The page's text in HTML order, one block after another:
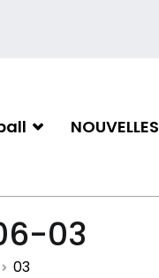
NOUVELLES
03
03